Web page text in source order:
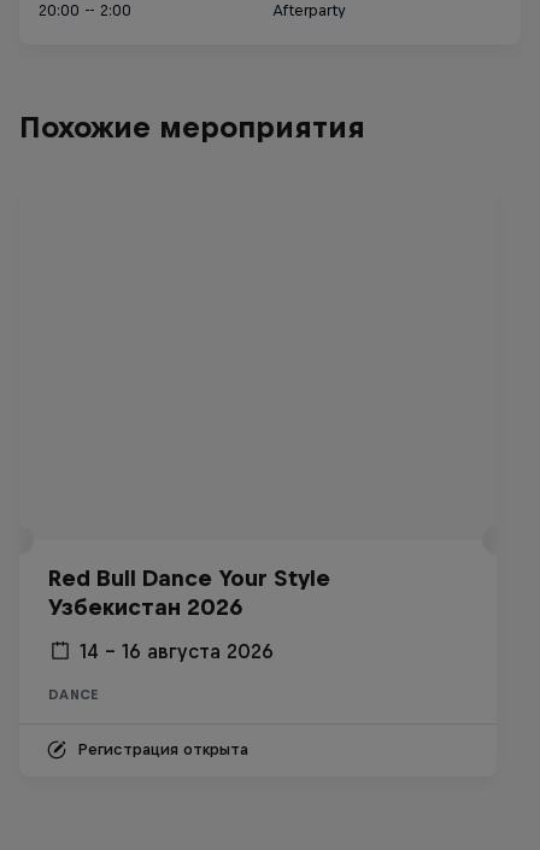
20:00 -- 2:00 Afterparty
Похожие мероприятия
Red Bull Dance Your Style
Узбекистан 2026
14 – 16 августа 2026
DANCE
Регистрация открыта